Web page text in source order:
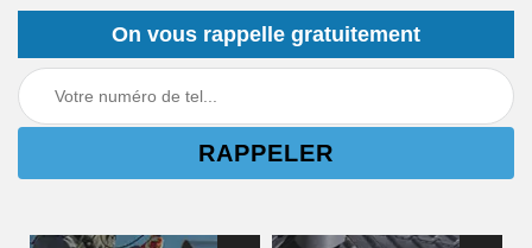
On vous rappelle gratuitement